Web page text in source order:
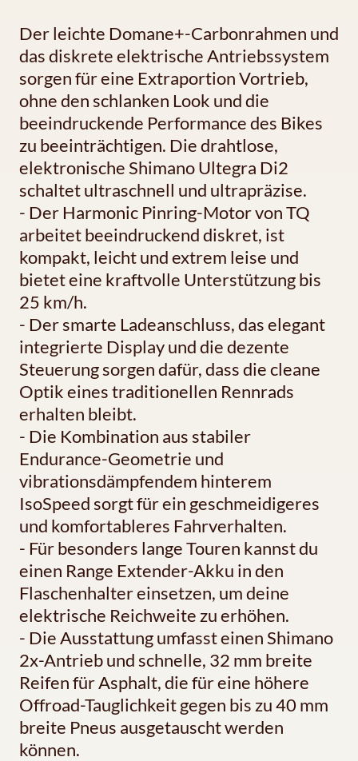
Der leichte Domane+-Carbonrahmen und
das diskrete elektrische Antriebssystem
sorgen für eine Extraportion Vortrieb,
ohne den schlanken Look und die
beeindruckende Performance des Bikes
zu beeinträchtigen. Die drahtlose,
elektronische Shimano Ultegra Di2
schaltet ultraschnell und ultrapräzise.
- Der Harmonic Pinring-Motor von TQ
arbeitet beeindruckend diskret, ist
kompakt, leicht und extrem leise und
bietet eine kraftvolle Unterstützung bis
25 km/h.
- Der smarte Ladeanschluss, das elegant
integrierte Display und die dezente
Steuerung sorgen dafür, dass die cleane
Optik eines traditionellen Rennrads
erhalten bleibt.
- Die Kombination aus stabiler
Endurance-Geometrie und
vibrationsdämpfendem hinterem
IsoSpeed sorgt für ein geschmeidigeres
und komfortableres Fahrverhalten.
- Für besonders lange Touren kannst du
einen Range Extender-Akku in den
Flaschenhalter einsetzen, um deine
elektrische Reichweite zu erhöhen.
- Die Ausstattung umfasst einen Shimano
2x-Antrieb und schnelle, 32 mm breite
Reifen für Asphalt, die für eine höhere
Offroad-Tauglichkeit gegen bis zu 40 mm
breite Pneus ausgetauscht werden
können.